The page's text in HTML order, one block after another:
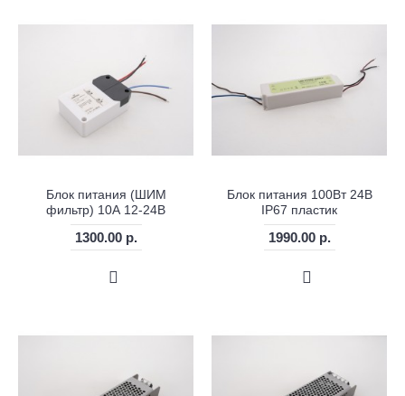
Блок питания (ШИМ
фильтр) 10А 12-24В
1300.00 р.
Блок питания 100Вт 24В
IP67 пластик
1990.00 р.